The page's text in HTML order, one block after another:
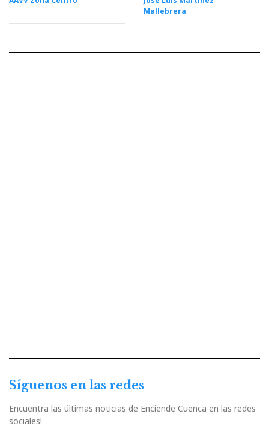
Mallebrera
Síguenos en las redes
Encuentra las últimas noticias de Enciende Cuenca en las redes
sociales!